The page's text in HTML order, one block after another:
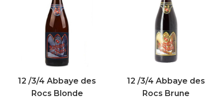
12 /3/4 Abbaye des
Rocs Blonde
12 /3/4 Abbaye des
Rocs Brune